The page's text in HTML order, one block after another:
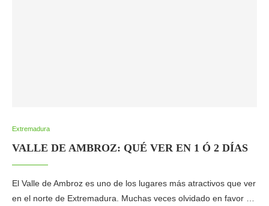
Extremadura
VALLE DE AMBROZ: QUÉ VER EN 1 Ó 2 DÍAS
El Valle de Ambroz es uno de los lugares más atractivos que ver
en el norte de Extremadura. Muchas veces olvidado en favor …